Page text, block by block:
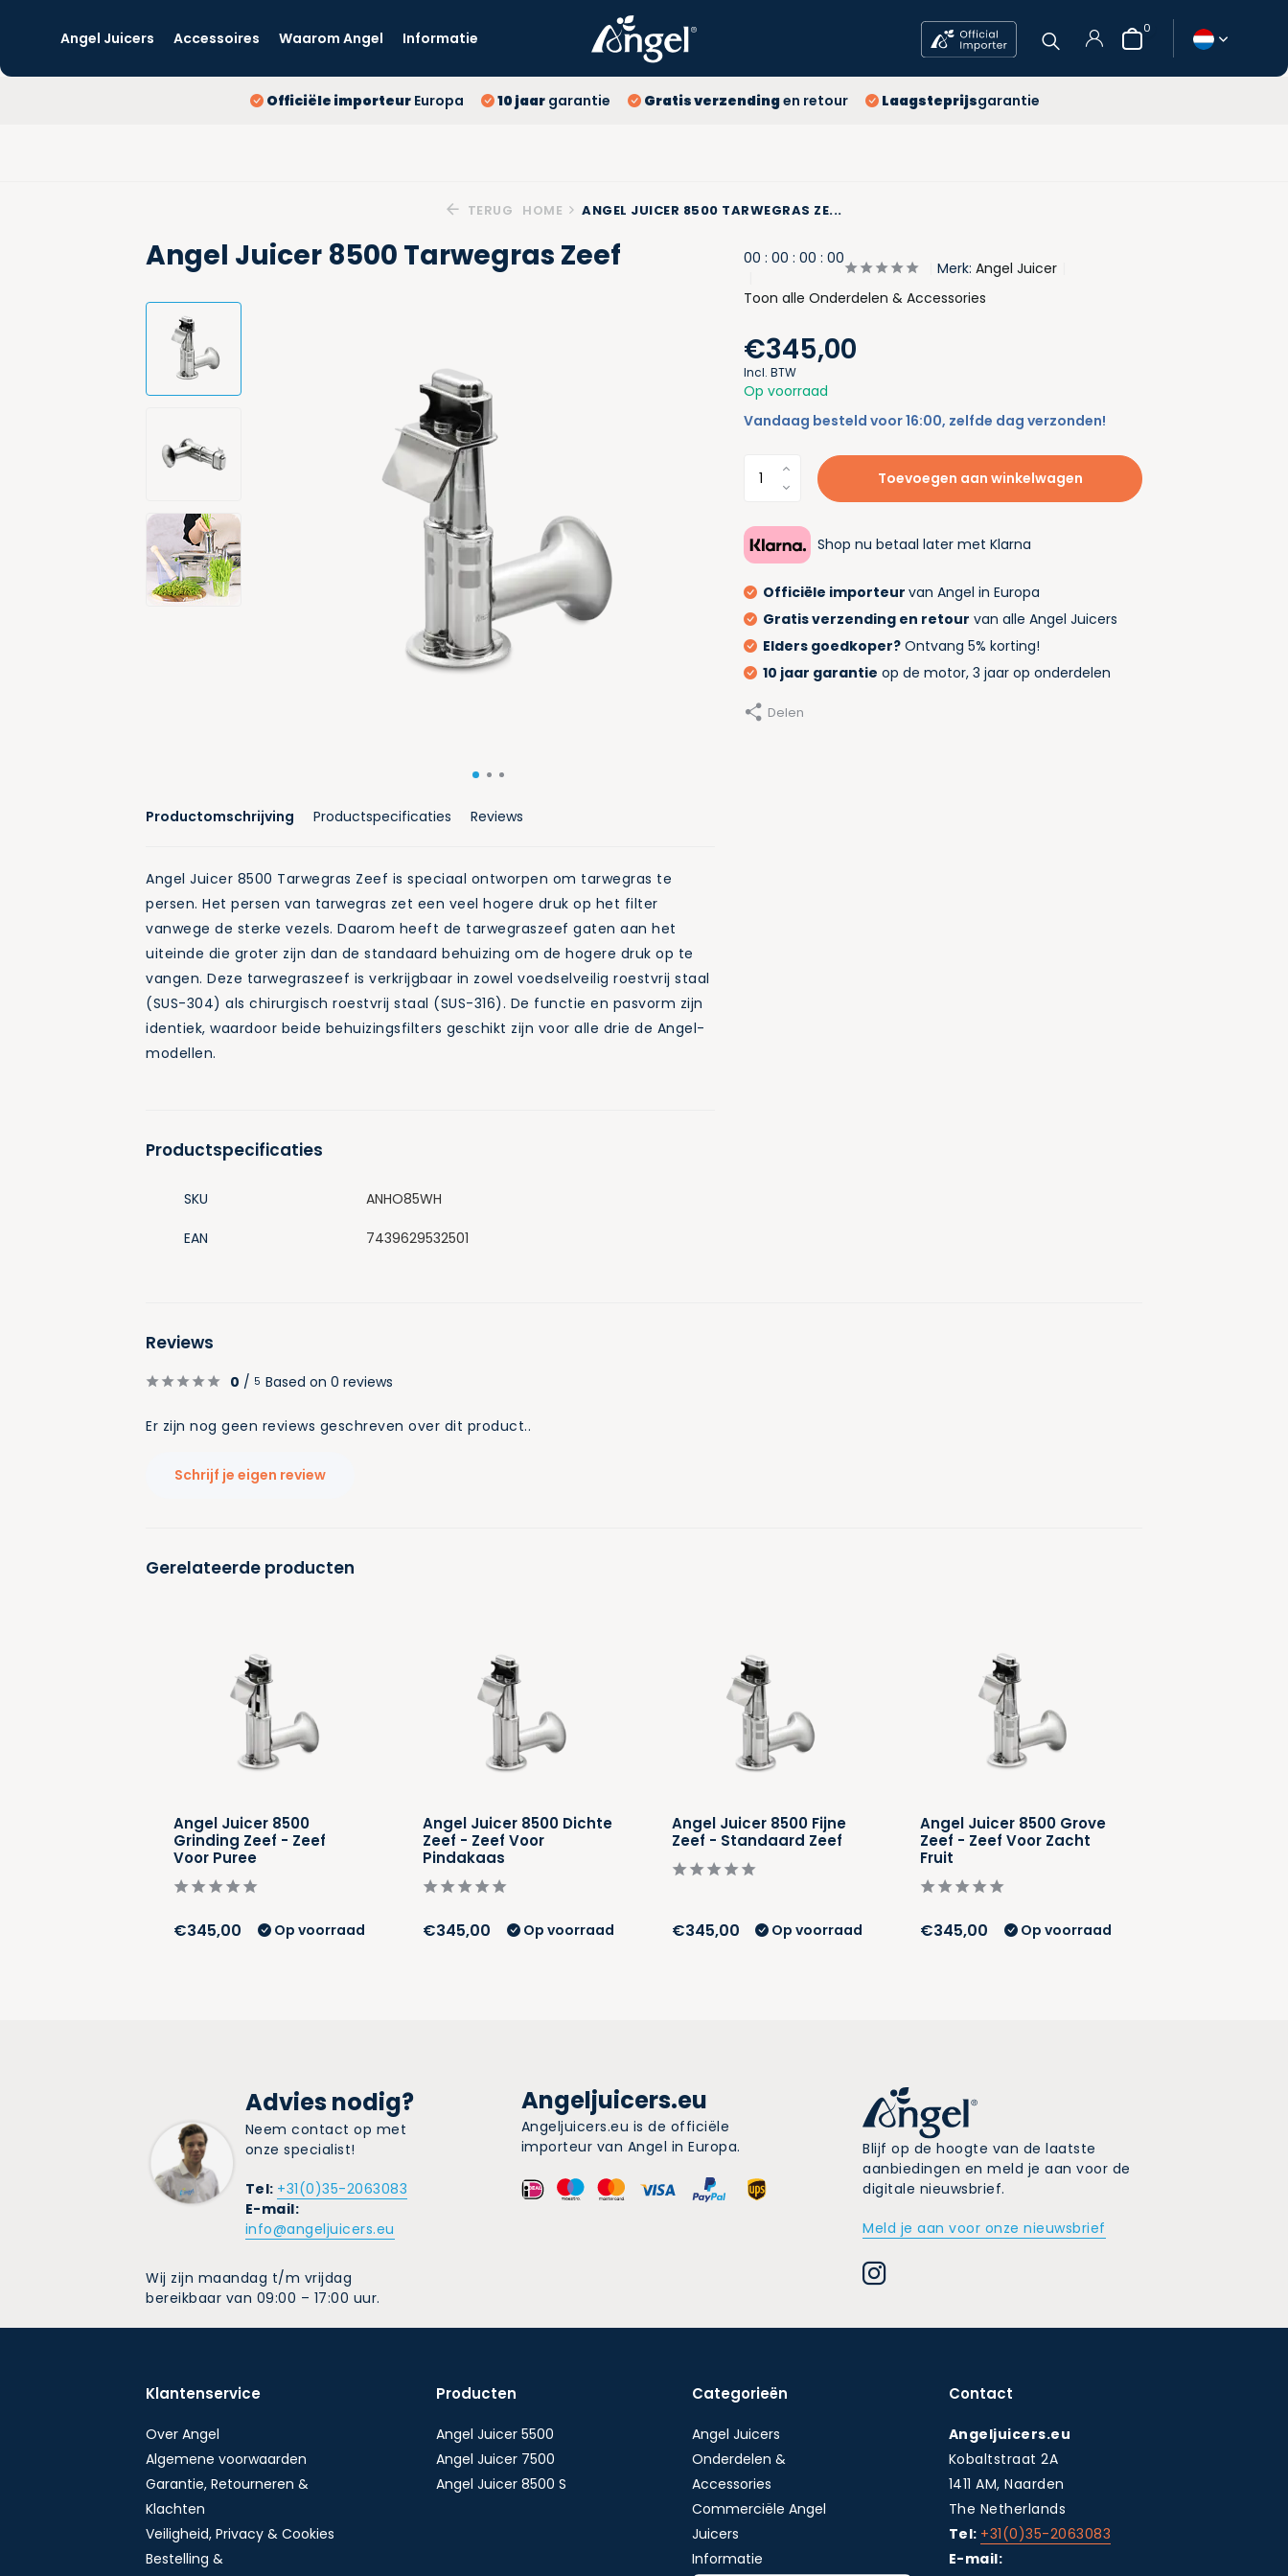
Angel Juicers Accessoires Waarom Angel Informatie
10 jaar
Gratis verzending
0
Officiële importeurEuropa 10 jaargarantie Gratis verzendingen retour Laagsteprijsgarantie
TERUG HOME ANGEL JUICER 8500 TARWEGRAS ZE...
Angel Juicer 8500 Tarwegras Zeef
Productomschrijving Productspecificaties Reviews
Angel Juicer 8500 Tarwegras Zeef is speciaal ontworpen om tarwegras te
persen. Het persen van tarwegras zet een veel hogere druk op het filter
vanwege de sterke vezels. Daarom heeft de tarwegraszeef gaten aan het
uiteinde die groter zijn dan de standaard behuizing om de hogere druk op te
vangen. Deze tarwegraszeef is verkrijgbaar in zowel voedselveilig roestvrij staal
(SUS-304) als chirurgisch roestvrij staal (SUS-316). De functie en pasvorm zijn
identiek, waardoor beide behuizingsfilters geschikt zijn voor alle drie de Angel-
modellen.
Productspecificaties
SKU ANHO85WH
EAN 7439629532501
00 :00 :00 :00
Merk:Angel Juicer
Toon alle Onderdelen & Accessories
€345,00
Incl. BTW
Op voorraad
Vandaag besteld voor 16:00, zelfde dag verzonden!
Toevoegen aan winkelwagen
Shop nu betaal later met Klarna
Officiële importeurvan Angel in Europa
Gratis verzending en retour van alle Angel Juicers
Elders goedkoper? Ontvang 5% korting!
10 jaar garantie op de motor, 3 jaar op onderdelen
Delen
Reviews
0 / 5 Based on 0 reviews
Er zijn nog geen reviews geschreven over dit product..
Schrijf je eigen review
Gerelateerde producten
Angel Juicer 8500
Grinding Zeef - Zeef
Voor Puree
€345,00 Op voorraad
Angel Juicer 8500 Dichte
Zeef - Zeef Voor
Pindakaas
€345,00 Op voorraad
Angel Juicer 8500 Fijne
Zeef - Standaard Zeef
€345,00 Op voorraad
Angel Juicer 8500 Grove
Zeef - Zeef Voor Zacht
Fruit
€345,00 Op voorraad
Advies nodig?
Neem contact op met
onze specialist!
Tel: +31(0)35-2063083
E-mail:
info@angeljuicers.eu
Wij zijn maandag t/m vrijdag
bereikbaar van 09:00 – 17:00 uur.
Angeljuicers.eu
Angeljuicers.eu is de officiële
importeur van Angel in Europa.
Blijf op de hoogte van de laatste
aanbiedingen en meld je aan voor de
digitale nieuwsbrief.
Meld je aan voor onze nieuwsbrief
Klantenservice
Over Angel
Algemene voorwaarden
Garantie, Retourneren &
Klachten
Veiligheid, Privacy & Cookies
Bestelling &
Producten
Angel Juicer 5500
Angel Juicer 7500
Angel Juicer 8500 S
Categorieën
Angel Juicers
Onderdelen &
Accessories
Commerciële Angel
Juicers
Informatie
Contact
Angeljuicers.eu
Kobaltstraat 2A
1411 AM, Naarden
The Netherlands
Tel: +31(0)35-2063083
E-mail: